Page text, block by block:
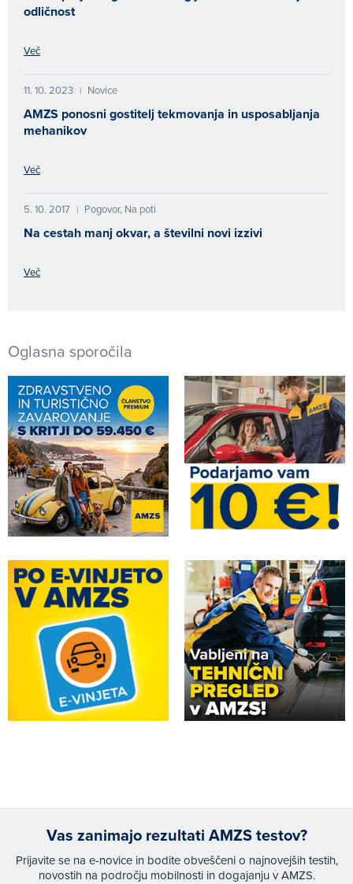
odličnost
Več
11. 10. 2023 | Novice
AMZS ponosni gostitelj tekmovanja in usposabljanja
mehanikov
Več
5. 10. 2017 | Pogovor, Na poti
Na cestah manj okvar, a številni novi izzivi
Več
Oglasna sporočila
Vas zanimajo rezultati AMZS testov?
Prijavite se na e-novice in bodite obveščeni o najnovejših testih,
novostih na področju mobilnosti in dogajanju v AMZS.